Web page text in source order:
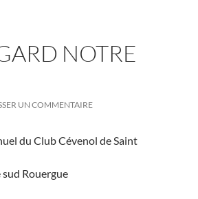
NOTRE
UN COMMENTAIRE
du Club Cévenol de Saint
sud Rouergue